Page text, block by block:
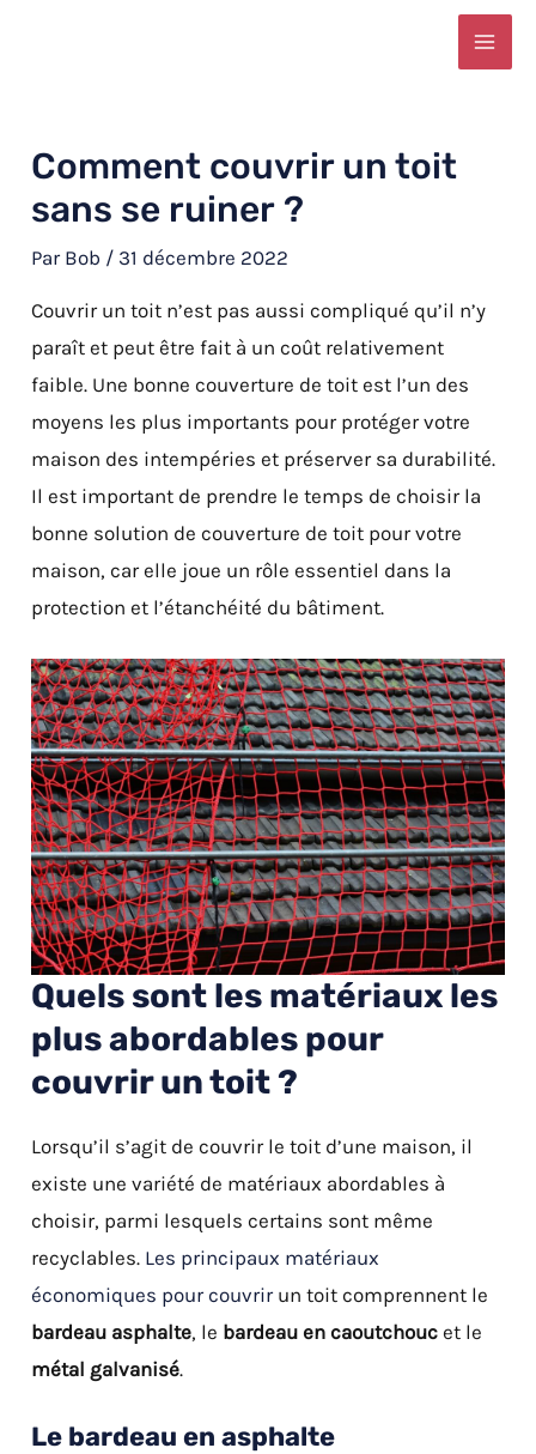
Comment couvrir un toit
sans se ruiner ?
Par Bob / 31 décembre 2022
Couvrir un toit n’est pas aussi compliqué qu’il n’y
paraît et peut être fait à un coût relativement
faible. Une bonne couverture de toit est l’un des
moyens les plus importants pour protéger votre
maison des intempéries et préserver sa durabilité.
Il est important de prendre le temps de choisir la
bonne solution de couverture de toit pour votre
maison, car elle joue un rôle essentiel dans la
protection et l’étanchéité du bâtiment.
Quels sont les matériaux les
plus abordables pour
couvrir un toit ?
Lorsqu’il s’agit de couvrir le toit d’une maison, il
existe une variété de matériaux abordables à
choisir, parmi lesquels certains sont même
recyclables. Les principaux matériaux
économiques pour couvrirun toit comprennent le
bardeau asphalte, le bardeau en caoutchouc et le
métal galvanisé.
Le bardeau en asphalte